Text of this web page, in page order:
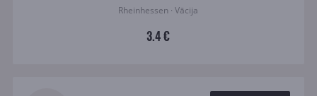
Rheinhessen · Vācija
3.4 €